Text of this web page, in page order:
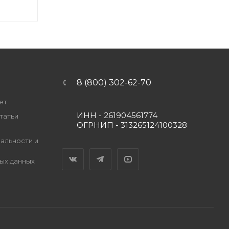
и
данных
8 (800) 302-62-70
ИНН - 261904561774
ОГРНИП - 313265124100328